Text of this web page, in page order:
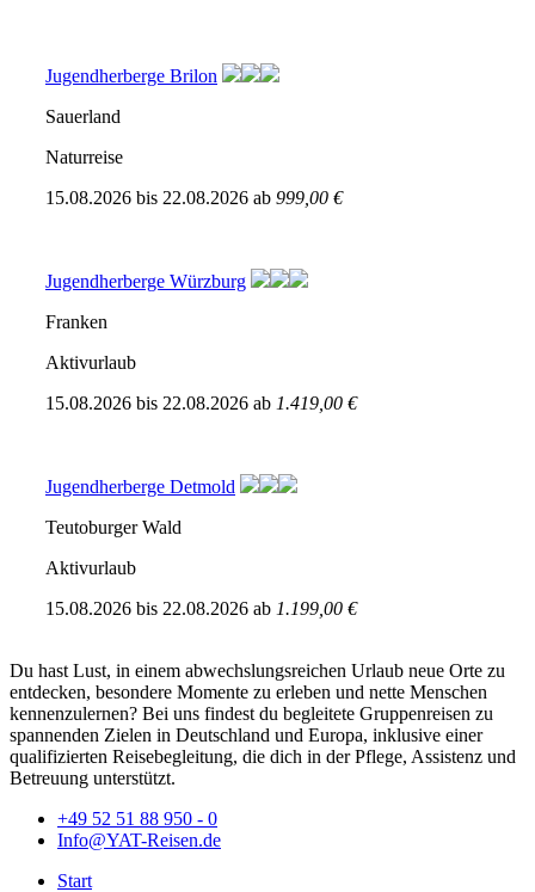
Jugendherberge Brilon
Sauerland
Naturreise
15.08.2026 bis 22.08.2026 ab 999,00 €
Jugendherberge Würzburg
Franken
Aktivurlaub
15.08.2026 bis 22.08.2026 ab 1.419,00 €
Jugendherberge Detmold
Teutoburger Wald
Aktivurlaub
15.08.2026 bis 22.08.2026 ab 1.199,00 €
Du hast Lust, in einem abwechslungsreichen Urlaub neue Orte zu
entdecken, besondere Momente zu erleben und nette Menschen
kennenzulernen? Bei uns findest du begleitete Gruppenreisen zu
spannenden Zielen in Deutschland und Europa, inklusive einer
qualifizierten Reisebegleitung, die dich in der Pflege, Assistenz und
Betreuung unterstützt.
+49 52 51 88 950 - 0
Info@YAT-Reisen.de
Start